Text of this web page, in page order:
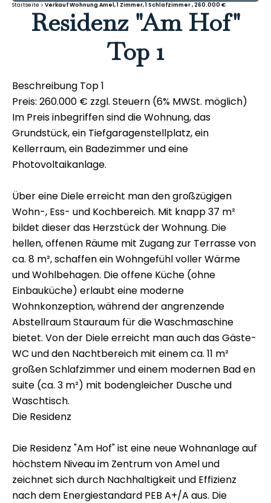
Startseite Verkauf Wohnung Amel, 1 Zimmer, 1 Schlafzimmer , 260.000 €
Residenz "Am Hof"
Top 1
Beschreibung Top 1
Preis: 260.000 € zzgl. Steuern (6% MWSt. möglich)
Im Preis inbegriffen sind die Wohnung, das
Grundstück, ein Tiefgaragenstellplatz, ein
Kellerraum, ein Badezimmer und eine
Photovoltaikanlage.
Über eine Diele erreicht man den großzügigen
Wohn-, Ess- und Kochbereich. Mit knapp 37 m²
bildet dieser das Herzstück der Wohnung. Die
hellen, offenen Räume mit Zugang zur Terrasse von
ca. 8 m², schaffen ein Wohngefühl voller Wärme
und Wohlbehagen. Die offene Küche (ohne
Einbauküche) erlaubt eine moderne
Wohnkonzeption, während der angrenzende
Abstellraum Stauraum für die Waschmaschine
bietet. Von der Diele erreicht man auch das Gäste-
WC und den Nachtbereich mit einem ca. 11 m²
großen Schlafzimmer und einem modernen Bad en
suite (ca. 3 m²) mit bodengleicher Dusche und
Waschtisch.
Die Residenz
Die Residenz "Am Hof" ist eine neue Wohnanlage auf
höchstem Niveau im Zentrum von Amel und
zeichnet sich durch Nachhaltigkeit und Effizienz
nach dem Energiestandard PEB A+/A aus. Die